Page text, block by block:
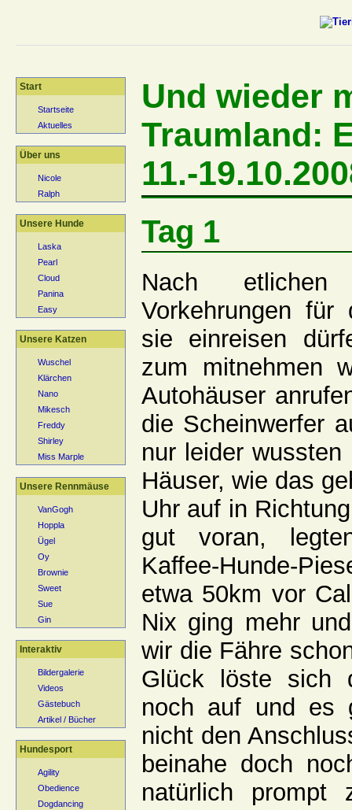
Start
Startseite
Aktuelles
Über uns
Nicole
Ralph
Unsere Hunde
Laska
Pearl
Cloud
Panina
Easy
Unsere Katzen
Wuschel
Klärchen
Nano
Mikesch
Freddy
Shirley
Miss Marple
Unsere Rennmäuse
VanGogh
Hoppla
Ügel
Oy
Brownie
Sweet
Sue
Gin
Interaktiv
Bildergalerie
Videos
Gästebuch
Artikel / Bücher
Hundesport
Agility
Obedience
Dogdancing
Und wieder
Traumland:
11.-
Tag 1
Nach etlichen
Vorkehrungen
sie einreisen
zum mitnehmen
Autohäuser
die Scheinwerfer
nur leider
Häuser, wie das
Uhr auf in
gut voran,
Kaffee-Hunde-
etwa 50km vor
Nix ging mehr
wir die Fähre
Glück löste sich
noch auf und es
nicht den
beinahe doch
natürlich prompt